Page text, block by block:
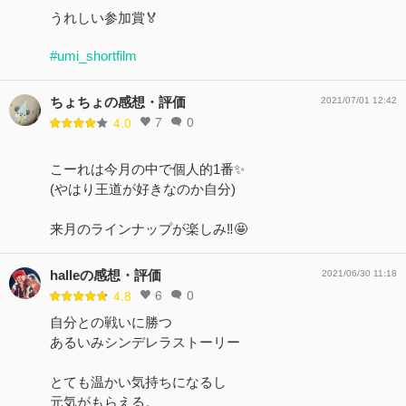
うれしい参加賞🏅
#umi_shortfilm
ちょちょの感想・評価
4.0 7 0
2021/07/01 12:42
こーれは今月の中で個人的1番✨
(やはり王道が好きなのか自分)
来月のラインナップが楽しみ‼︎🤩
halleの感想・評価
4.8 6 0
2021/06/30 11:18
自分との戦いに勝つ
あるいみシンデレラストーリー
とても温かい気持ちになるし
元気がもらえる。